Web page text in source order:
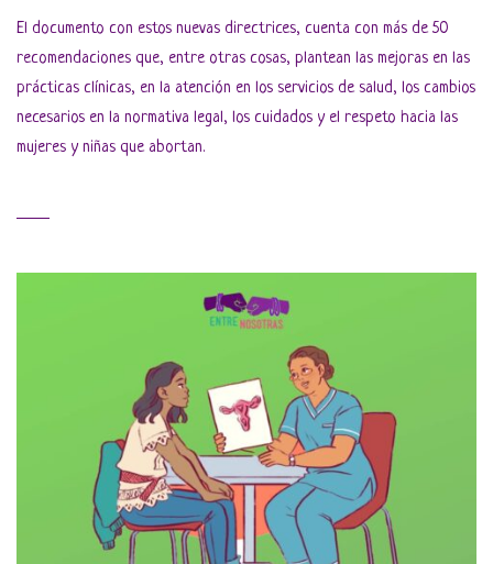
El documento con estos nuevas directrices, cuenta con más de 50
recomendaciones que, entre otras cosas, plantean las mejoras en las
prácticas clínicas, en la atención en los servicios de salud, los cambios
necesarios en la normativa legal, los cuidados y el respeto hacia las
mujeres y niñas que abortan.